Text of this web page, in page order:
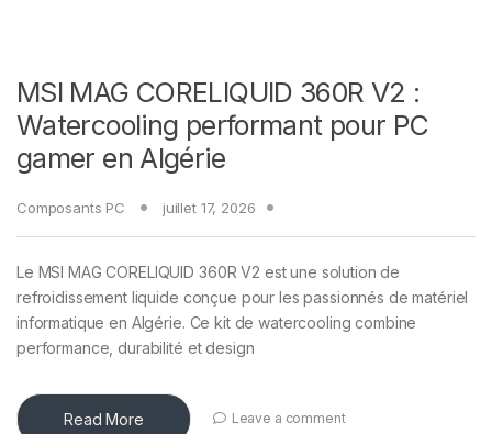
MSI MAG CORELIQUID 360R V2 :
Watercooling performant pour PC
gamer en Algérie
Composants PC juillet 17, 2026
Le MSI MAG CORELIQUID 360R V2 est une solution de
refroidissement liquide conçue pour les passionnés de matériel
informatique en Algérie. Ce kit de watercooling combine
performance, durabilité et design
Read More Leave a comment